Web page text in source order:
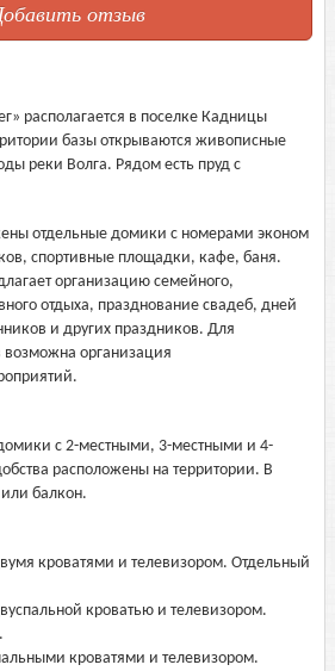
отзыв
располагается в поселке Кадницы
базы открываются живописные
реки Волга. Рядом есть пруд с
отдельные домики с номерами эконом
спортивные площадки, кафе, баня.
организацию семейного,
отдыха, празднование свадеб, дней
и других праздников. Для
возможна организация
с 2-местными, 3-местными и 4-
расположены на территории. В
балкон.
кроватями и телевизором. Отдельный
кроватью и телевизором.
кроватями и телевизором.